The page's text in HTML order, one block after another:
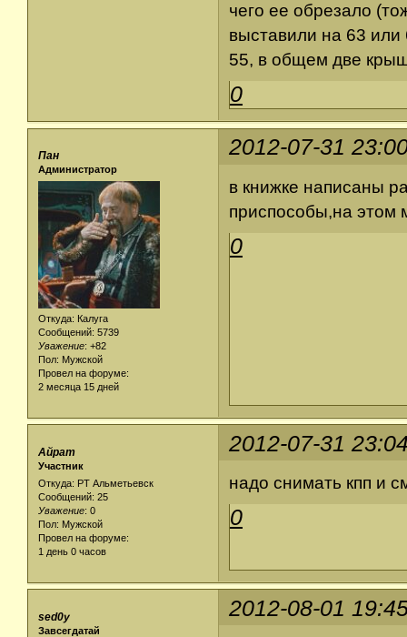
чего ее обрезало
выставили на 63
55, в общем две
0
2012-07-31
Пан
Администратор
Откуда: Калуга
Сообщений: 5739
Уважение: +82
Пол: Мужской
Провел на форуме:
2 месяца 15 дней
в книжке написаны
приспособы,на этом
0
2012-07-31
Айрат
Участник
Откуда: РТ Альметьевск
Сообщений: 25
Уважение: 0
Пол: Мужской
Провел на форуме:
1 день 0 часов
надо снимать кпп и
0
2012-08-01
sed0y
Завсегдатай